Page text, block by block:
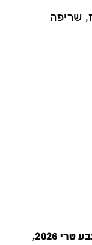
שריפה
קטלוג זה מציג את כל משתתפי יריד צבע טרי 2026,